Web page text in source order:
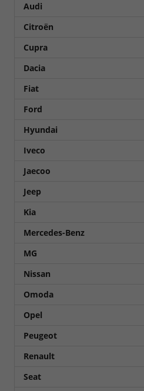
Audi
Citroën
Cupra
Dacia
Fiat
Ford
Hyundai
Iveco
Jaecoo
Jeep
Kia
Mercedes-Benz
MG
Nissan
Omoda
Opel
Peugeot
Renault
Seat